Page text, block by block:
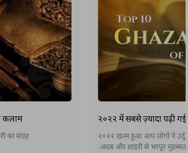
कलाम
का संग्रह
२०२२ में सबसे ज़्यादा पढ़ी
२०२२ ख़त्म हुआ आप लोगों ने
-अदब और शाइरी से भरपूर मुहब्बत का इज़हार